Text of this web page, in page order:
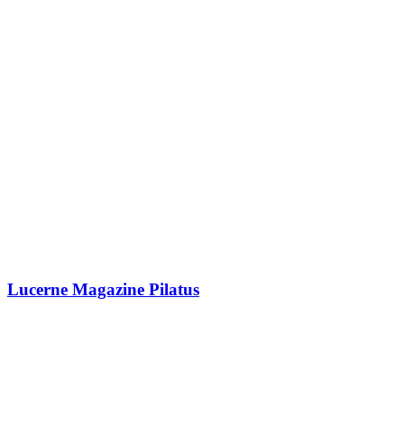
Lucerne Magazine Pilatus